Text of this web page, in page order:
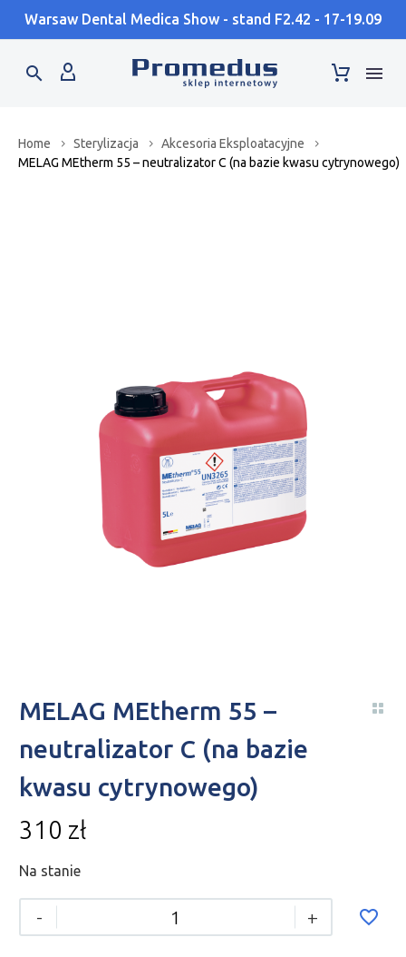
Warsaw Dental Medica Show - stand F2.42 - 17-19.09
Home Sterylizacja
Akcesoria Eksploatacyjne
MELAG MEtherm 55 – neutralizator C (na bazie kwasu cytrynowego)
MELAG MEtherm 55 –
neutralizator C (na bazie
kwasu cytrynowego)
310 zł
Na stanie
- +